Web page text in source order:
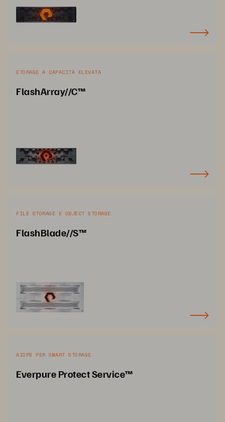
STORAGE A CAPACITÀ ELEVATA
FlashArray//C™
FILE STORAGE E OBJECT STORAGE
FlashBlade//S™
AIOPS PER SMART STORAGE
Everpure Protect Service™